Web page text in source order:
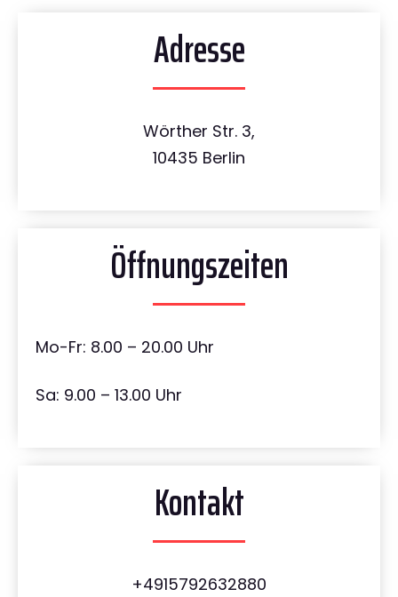
Adresse
Wörther Str. 3,
10435 Berlin
Öffnungszeiten
Mo-Fr: 8.00 – 20.00 Uhr
Sa: 9.00 – 13.00 Uhr
Kontakt
+4915792632880